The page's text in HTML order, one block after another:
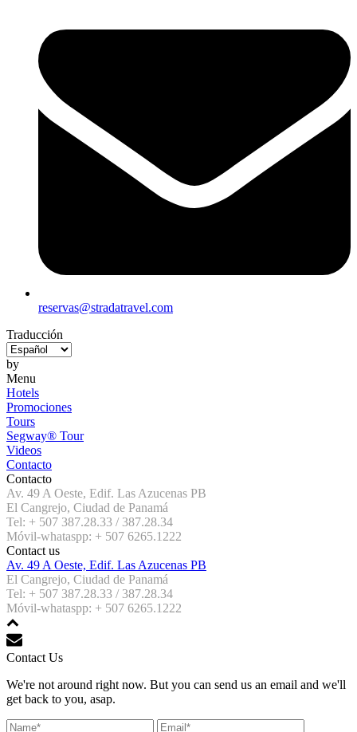
reservas@stradatravel.com
Traducción
by
Menu
Hotels
Promociones
Tours
Segway® Tour
Videos
Contacto
Contacto
Av. 49 A Oeste, Edif. Las Azucenas PB
El Cangrejo, Ciudad de Panamá
Tel: + 507 387.28.33 / 387.28.34
Móvil-whataspp: + 507 6265.1222
Contact us
Av. 49 A Oeste, Edif. Las Azucenas PB
El Cangrejo, Ciudad de Panamá
Tel: + 507 387.28.33 / 387.28.34
Móvil-whataspp: + 507 6265.1222
Contact Us
We're not around right now. But you can send us an email and we'll
get back to you, asap.